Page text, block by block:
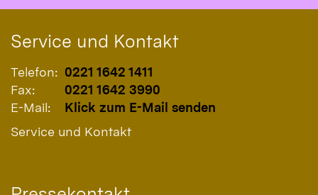
Service und Kontakt
Telefon: 0221 1642 1411
Fax:
0221 1642 3990
E-Mail:
Klick zum E-Mail senden
Service und Kontakt